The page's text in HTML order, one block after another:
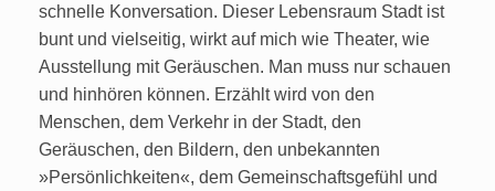
schnelle Konversation. Dieser Lebensraum Stadt ist
bunt und vielseitig, wirkt auf mich wie Theater, wie
Ausstellung mit Geräuschen. Man muss nur schauen
und hinhören können. Erzählt wird von den
Menschen, dem Verkehr in der Stadt, den
Geräuschen, den Bildern, den unbekannten
»Persönlichkeiten«, dem Gemeinschaftsgefühl und